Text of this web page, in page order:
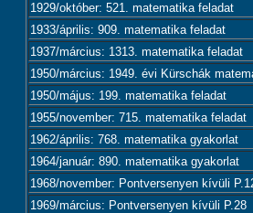
1929/október: 521. matematika feladat
1933/április: 909. matematika feladat
1937/március: 1313. matematika feladat
1950/március: 1949. évi Kürschák
1950/május: 199. matematika feladat
1955/november: 715. matematika feladat
1962/április: 768. matematika gyakorlat
1964/január: 890. matematika gyakorlat
1968/november: Pontversenyen kívüli
1969/március: Pontversenyen kívüli P.28